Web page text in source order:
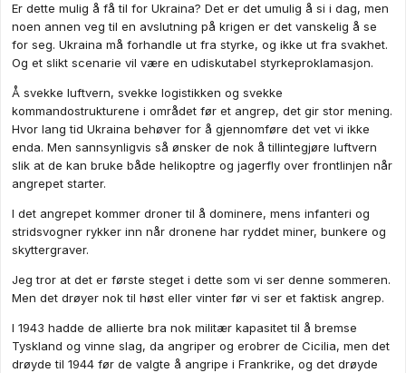
Er dette mulig å få til for Ukraina? Det er det umulig å si i dag, men
noen annen veg til en avslutning på krigen er det vanskelig å se
for seg. Ukraina må forhandle ut fra styrke, og ikke ut fra svakhet.
Og et slikt scenarie vil være en udiskutabel styrkeproklamasjon.
Å svekke luftvern, svekke logistikken og svekke
kommandostrukturene i området før et angrep, det gir stor mening.
Hvor lang tid Ukraina behøver for å gjennomføre det vet vi ikke
enda. Men sannsynligvis så ønsker de nok å tillintegjøre luftvern
slik at de kan bruke både helikoptre og jagerfly over frontlinjen når
angrepet starter.
I det angrepet kommer droner til å dominere, mens infanteri og
stridsvogner rykker inn når dronene har ryddet miner, bunkere og
skyttergraver.
Jeg tror at det er første steget i dette som vi ser denne sommeren.
Men det drøyer nok til høst eller vinter før vi ser et faktisk angrep.
I 1943 hadde de allierte bra nok militær kapasitet til å bremse
Tyskland og vinne slag, da angriper og erobrer de Cicilia, men det
drøyde til 1944 før de valgte å angripe i Frankrike, og det drøyde